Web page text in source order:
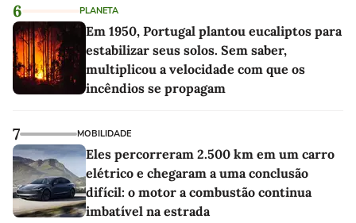
6 PLANETA
Em 1950, Portugal plantou eucaliptos para
estabilizar seus solos. Sem saber,
multiplicou a velocidade com que os
incêndios se propagam
7 MOBILIDADE
Eles percorreram 2.500 km em um carro
elétrico e chegaram a uma conclusão
difícil: o motor a combustão continua
imbatível na estrada